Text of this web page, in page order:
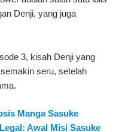
Denji, yang juga
3, kisah Denji yang
seru, setelah
Manga Sasuke
Awal Misi Sasuke